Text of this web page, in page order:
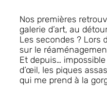
Nos premières
galerie d’art, au
Les secondes ? Lors
sur le
Et depuis…
d’œil, les piques
qui me prend à la